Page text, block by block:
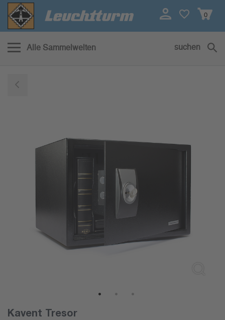
0
Alle Sammelwelten suchen
Kavent Tresor